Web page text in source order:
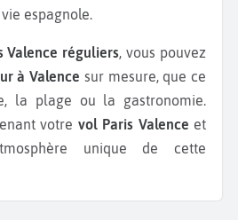
espagnole.
Valence réguliers, vous pouvez
à Valence sur mesure, que ce
la plage ou la gastronomie.
votre vol Paris Valence et
unique de cette